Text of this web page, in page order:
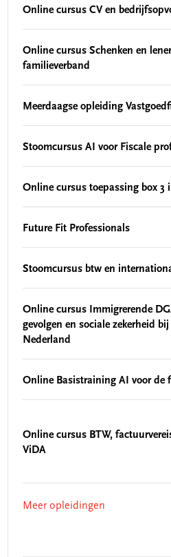
Online cursus CV en
Online cursus Schenken en
familieverband
Meerdaagse opleiding
Stoomcursus AI voor Fiscale
Online cursus toepassing box 3
Future Fit Professionals
Stoomcursus btw en
Online cursus Immigrerende
gevolgen en sociale zekerheid
Nederland
Online Basistraining AI voor de
Online cursus BTW,
ViDA
Meer opleidingen